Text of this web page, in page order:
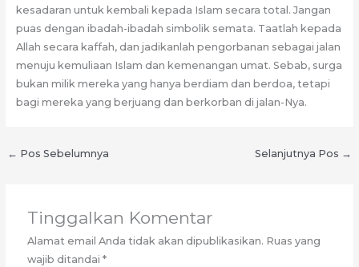
kesadaran untuk kembali kepada Islam secara total. Jangan
puas dengan ibadah-ibadah simbolik semata. Taatlah kepada
Allah secara kaffah, dan jadikanlah pengorbanan sebagai jalan
menuju kemuliaan Islam dan kemenangan umat. Sebab, surga
bukan milik mereka yang hanya berdiam dan berdoa, tetapi
bagi mereka yang berjuang dan berkorban di jalan-Nya.
← Pos Sebelumnya Selanjutnya Pos →
Tinggalkan Komentar
Alamat email Anda tidak akan dipublikasikan. Ruas yang
wajib ditandai*